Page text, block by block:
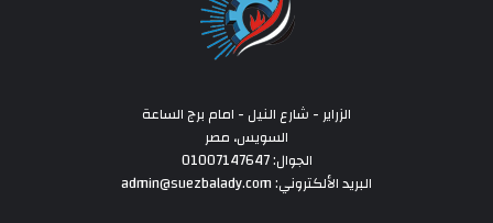
الزراير - شارع النيل - امام برج الساعة
السويس، مصر
الجوال: 01007147647
البريد الألكتروني: admin@suezbalady.com